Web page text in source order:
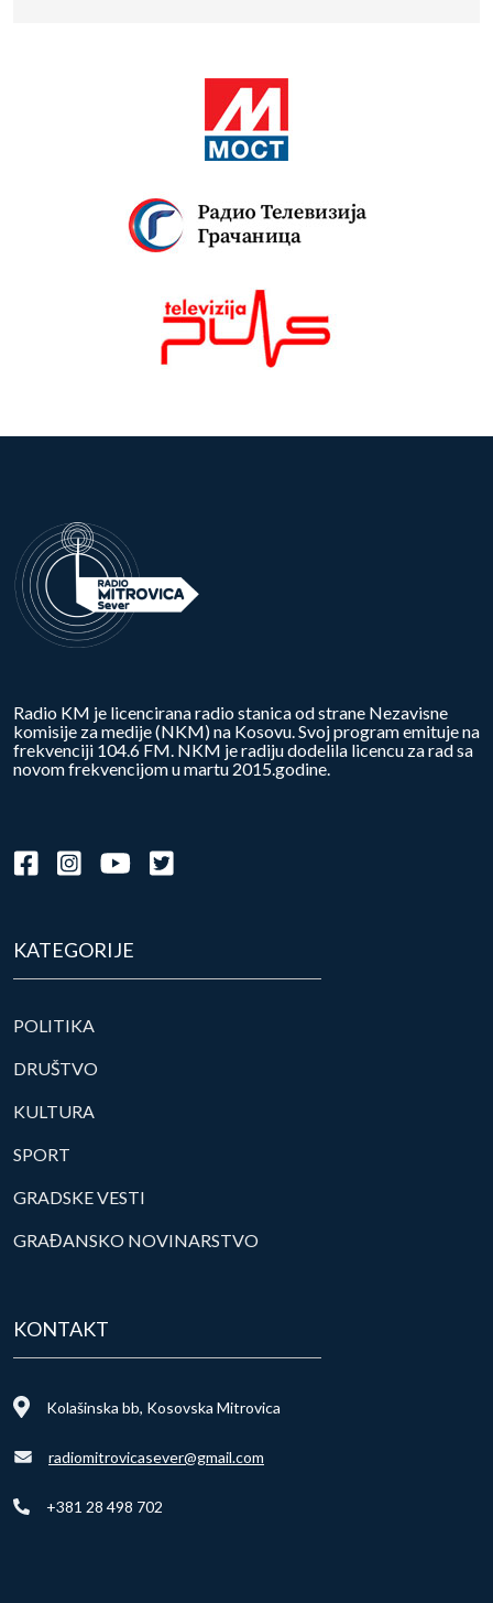
Radio KM je licencirana radio stanica od strane Nezavisne
komisije za medije (NKM) na Kosovu. Svoj program emituje na
frekvenciji 104.6 FM. NKM je radiju dodelila licencu za rad sa
novom frekvencijom u martu 2015.godine.
KATEGORIJE
POLITIKA
DRUŠTVO
KULTURA
SPORT
GRADSKE VESTI
GRAĐANSKO NOVINARSTVO
KONTAKT
Kolašinska bb, Kosovska Mitrovica
radiomitrovicasever@gmail.com
+381 28 498 702